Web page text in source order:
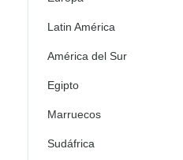
Latin América
América del Sur
Egipto
Marruecos
Sudáfrica